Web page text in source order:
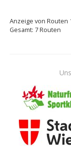
Anzeige von Routen
Gesamt: 7 Routen